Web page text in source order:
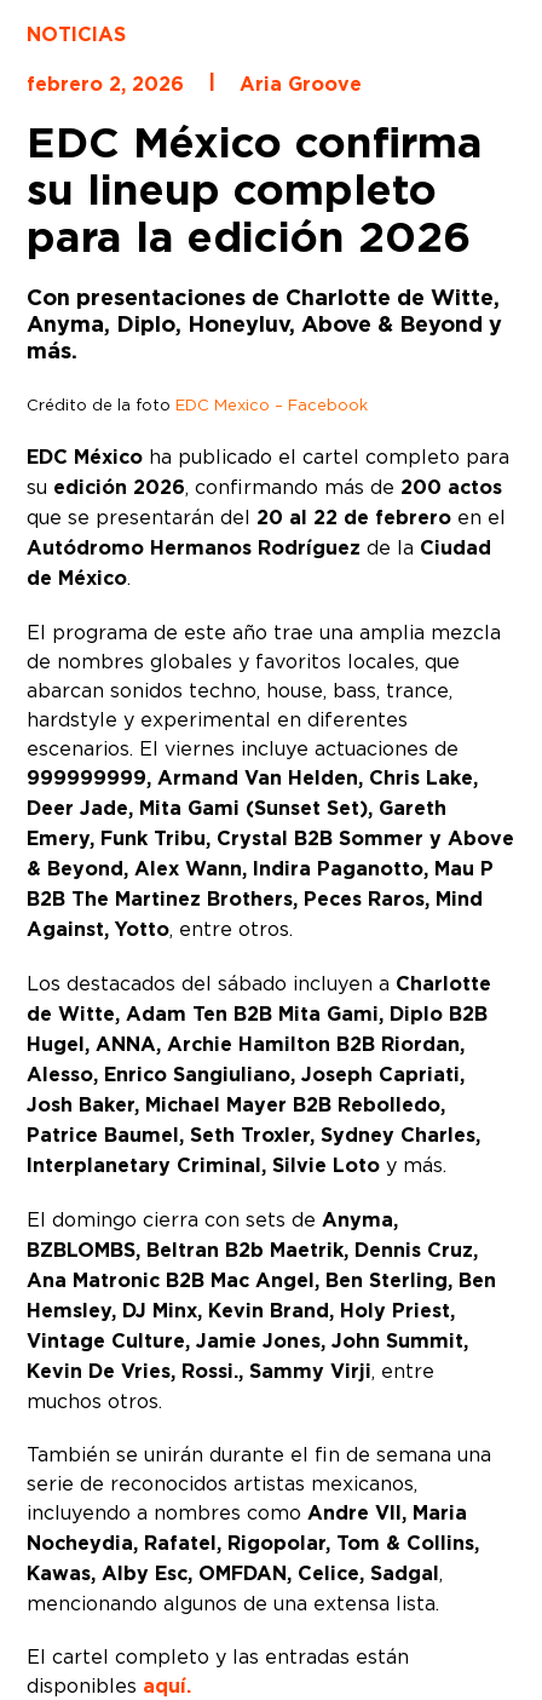
NOTICIAS
febrero 2, 2026
Aria Groove
EDC México confirma
su lineup completo
para la edición 2026
Con presentaciones de Charlotte de Witte,
Anyma, Diplo, Honeyluv, Above & Beyond y
más.
Crédito de la fotoEDC Mexico – Facebook
EDC México ha publicado el cartel completo para
su edición 2026, confirmando más de 200 actos
que se presentarán del 20 al 22 de febrero en el
Autódromo Hermanos Rodríguez de la Ciudad
de México.
El programa de este año trae una amplia mezcla
de nombres globales y favoritos locales, que
abarcan sonidos techno, house, bass, trance,
hardstyle y experimental en diferentes
escenarios. El viernes incluye actuaciones de
999999999, Armand Van Helden, Chris Lake,
Deer Jade, Mita Gami (Sunset Set), Gareth
Emery, Funk Tribu, Crystal B2B Sommer y Above
& Beyond, Alex Wann, Indira Paganotto, Mau P
B2B The Martinez Brothers, Peces Raros, Mind
Against, Yotto, entre otros.
Los destacados del sábado incluyen a Charlotte
de Witte, Adam Ten B2B Mita Gami, Diplo B2B
Hugel, ANNA, Archie Hamilton B2B Riordan,
Alesso, Enrico Sangiuliano, Joseph Capriati,
Josh Baker, Michael Mayer B2B Rebolledo,
Patrice Baumel, Seth Troxler, Sydney Charles,
Interplanetary Criminal, Silvie Loto y más.
El domingo cierra con sets de Anyma,
BZBLOMBS, Beltran B2b Maetrik, Dennis Cruz,
Ana Matronic B2B Mac Angel, Ben Sterling, Ben
Hemsley, DJ Minx, Kevin Brand, Holy Priest,
Vintage Culture, Jamie Jones, John Summit,
Kevin De Vries, Rossi., Sammy Virji, entre
muchos otros.
También se unirán durante el fin de semana una
serie de reconocidos artistas mexicanos,
incluyendo a nombres como Andre VII, Maria
Nocheydia, Rafatel, Rigopolar, Tom & Collins,
Kawas, Alby Esc, OMFDAN, Celice, Sadgal,
mencionando algunos de una extensa lista.
El cartel completo y las entradas están
disponibles aquí.